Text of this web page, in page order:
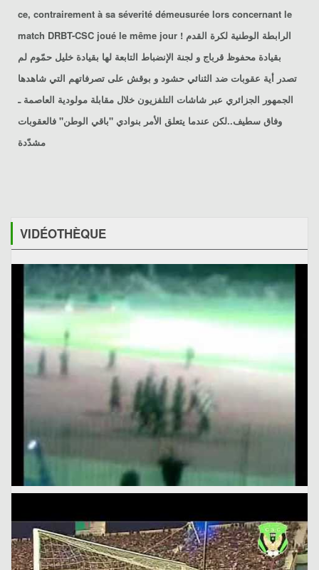
ce, contrairement à sa séverité démeusurée lors concernant le
match DRBT-CSC joué le même jour ! الرابطة الوطنية لكرة القدم
بقيادة محفوظ قرباج و لجنة الإنضباط التابعة لها بقيادة خليل حمّوم لم
تصدر أية عقوبات ضد الثنائي حشود و بوقش على تصرفاتهم التي شاهدها
الجمهور الجزائري عبر شاشات التلفزيون خلال مقابلة مولودية العاصمة ـ
وفاق سطيف..لكن عندما يتعلق الأمر بنوادي "باقي الوطن" فالعقوبات
مشدّدة
VIDÉOTHÈQUE